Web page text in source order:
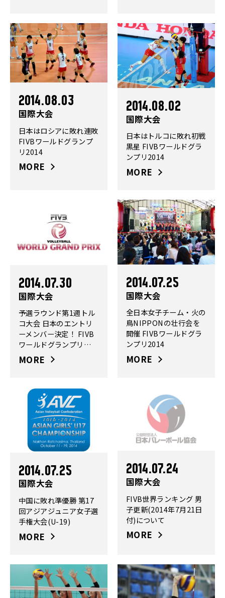
2014.08.03
国際大会
日本はロシアに敗れ連敗
FIVBワールドグランプ
リ2014
MORE
2014.08.02
国際大会
日本はトルコに敗れ初戦
黒星 FIVBワールドグラ
ンプリ2014
MORE
2014.07.30
国際大会
予選ラウンド第1週トル
コ大会 日本のエントリ
ーメンバー決定！ FIVB
ワールドグランプリ
2014
MORE
2014.07.25
国際大会
全日本女子チーム・火の
鳥NIPPONの壮行会を
開催 FIVBワールドグラ
ンプリ2014
MORE
2014.07.25
国際大会
中国に敗れ準優勝 第17
回アジアジュニア女子選
手権大会(U-19)
MORE
2014.07.24
国際大会
FIVB世界ランキング 男
子更新(2014年7月21日
付)について
MORE